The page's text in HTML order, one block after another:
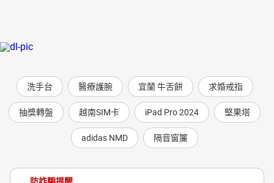
洗手台 醫療護腕 宜蘭 牛舌餅 求婚戒指
抽獎轉盤 越南SIM卡 iPad Pro 2024 堅果塔
adidas NMD 隔音窗簾